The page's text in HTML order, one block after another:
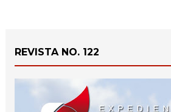
REVISTA NO. 122